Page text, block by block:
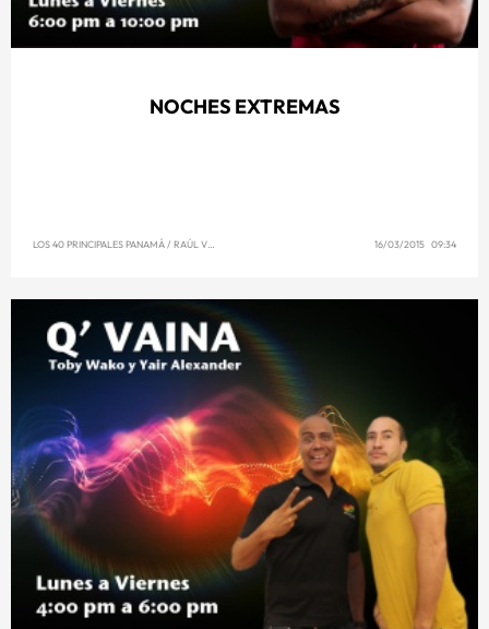
NOCHES EXTREMAS
LOS 40 PRINCIPALES PANAMÁ/ RAÚL VENCE 16/03/2015 09:34